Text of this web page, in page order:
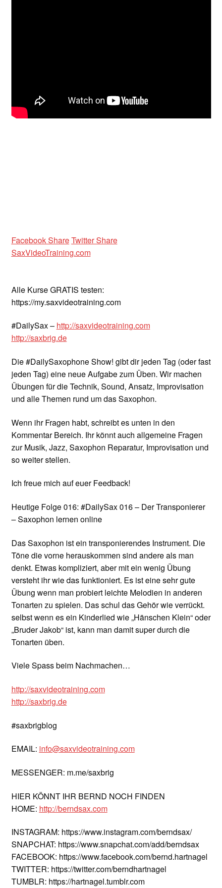
KONTAKT
Facebook ShareTwitter Share
SaxVideoTraining.com
Alle Kurse GRATIS testen:
https://my.saxvideotraining.com
#DailySax – http://saxvideotraining.com
http://saxbrig.de
Die #DailySaxophone Show! gibt dir jeden Tag (oder fast
jeden Tag) eine neue Aufgabe zum Üben. Wir machen
Übungen für die Technik, Sound, Ansatz, Improvisation
und alle Themen rund um das Saxophon.
Wenn ihr Fragen habt, schreibt es unten in den
Kommentar Bereich. Ihr könnt auch allgemeine Fragen
zur Musik, Jazz, Saxophon Reparatur, Improvisation und
so weiter stellen.
Ich freue mich auf euer Feedback!
Heutige Folge 016: #DailySax 016 – Der Transponierer
– Saxophon lernen online
Das Saxophon ist ein transponierendes Instrument. Die
Töne die vorne herauskommen sind andere als man
denkt. Etwas kompliziert, aber mit ein wenig Übung
versteht ihr wie das funktioniert. Es ist eine sehr gute
Übung wenn man probiert leichte Melodien in anderen
Tonarten zu spielen. Das schul das Gehör wie verrückt.
selbst wenn es ein Kinderlied wie „Hänschen Klein“ oder
„Bruder Jakob“ ist, kann man damit super durch die
Tonarten üben.
Viele Spass beim Nachmachen…
http://saxvideotraining.com
http://saxbrig.de
#saxbrigblog
EMAIL: info@saxvideotraining.com
MESSENGER: m.me/saxbrig
HIER KÖNNT IHR BERND NOCH FINDEN
HOME: http://berndsax.com
INSTAGRAM: https://www.instagram.com/berndsax/
SNAPCHAT: https://www.snapchat.com/add/berndsax
FACEBOOK: https://www.facebook.com/bernd.hartnagel
TWITTER: https://twitter.com/berndhartnagel
TUMBLR: https://hartnagel.tumblr.com